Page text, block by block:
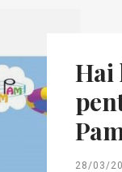
Hai
28/03/